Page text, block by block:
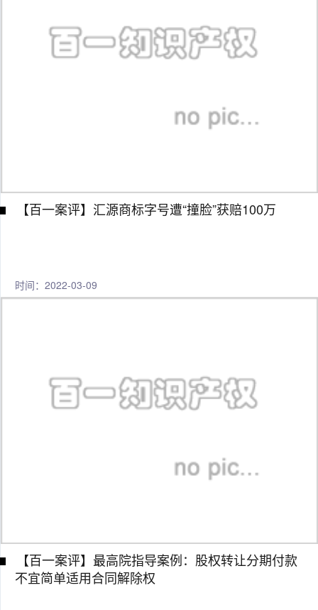
【百一案评】汇源商标字号遭“撞脸”获赔100万
时间：2022-03-09
【百一案评】最高院指导案例：股权转让分期付款
不宜简单适用合同解除权